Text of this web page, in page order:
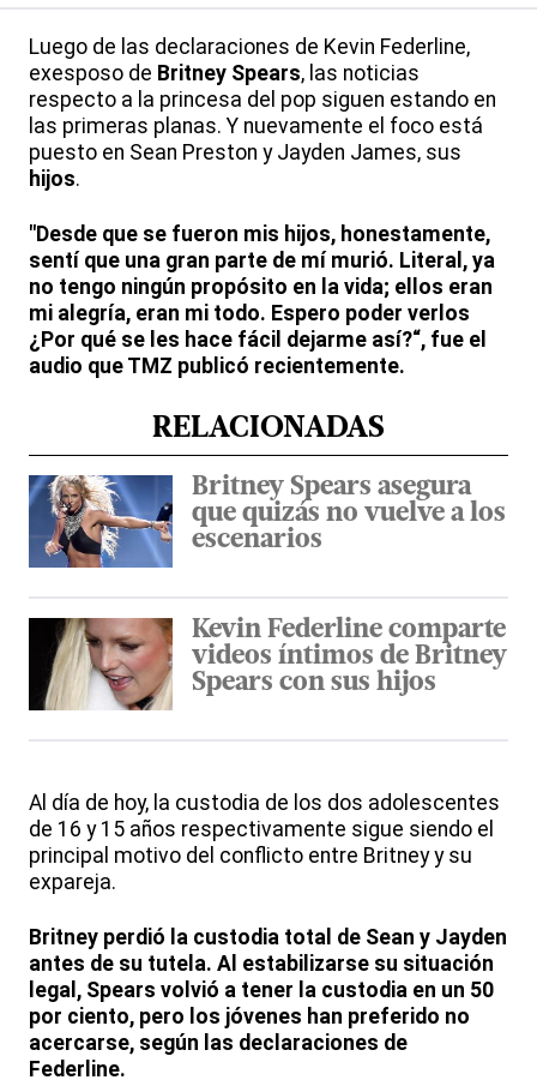
Luego de las declaraciones de Kevin Federline,
exesposo de Britney Spears, las noticias
respecto a la princesa del pop siguen estando en
las primeras planas. Y nuevamente el foco está
puesto en Sean Preston y Jayden James, sus
hijos.
"Desde que se fueron mis hijos, honestamente,
sentí que una gran parte de mí murió. Literal, ya
no tengo ningún propósito en la vida; ellos eran
mi alegría, eran mi todo. Espero poder verlos
¿Por qué se les hace fácil dejarme así?“, fue el
audio que TMZ publicó recientemente.
RELACIONADAS
Britney Spears asegura
que quizás no vuelve a los
escenarios
Kevin Federline comparte
videos íntimos de Britney
Spears con sus hijos
Al día de hoy, la custodia de los dos adolescentes
de 16 y 15 años respectivamente sigue siendo el
principal motivo del conflicto entre Britney y su
expareja.
Britney perdió la custodia total de Sean y Jayden
antes de su tutela. Al estabilizarse su situación
legal, Spears volvió a tener la custodia en un 50
por ciento, pero los jóvenes han preferido no
acercarse, según las declaraciones de
Federline.